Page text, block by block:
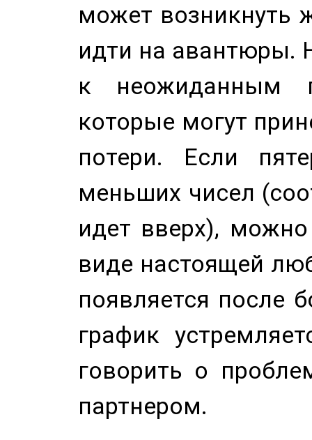
может возникнуть
идти на авантюры.
к неожиданным
которые могут
потери. Если
меньших чисел
идет вверх),
виде настоящей
появляется после
график
говорить о
партнером.